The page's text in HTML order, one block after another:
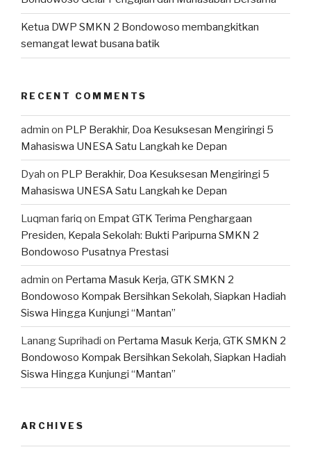
Ketua DWP SMKN 2 Bondowoso membangkitkan
semangat lewat busana batik
RECENT COMMENTS
admin on PLP Berakhir, Doa Kesuksesan Mengiringi 5
Mahasiswa UNESA Satu Langkah ke Depan
Dyah on PLP Berakhir, Doa Kesuksesan Mengiringi 5
Mahasiswa UNESA Satu Langkah ke Depan
Luqman fariq on Empat GTK Terima Penghargaan
Presiden, Kepala Sekolah: Bukti Paripurna SMKN 2
Bondowoso Pusatnya Prestasi
admin on Pertama Masuk Kerja, GTK SMKN 2
Bondowoso Kompak Bersihkan Sekolah, Siapkan Hadiah
Siswa Hingga Kunjungi “Mantan”
Lanang Suprihadi on Pertama Masuk Kerja, GTK SMKN 2
Bondowoso Kompak Bersihkan Sekolah, Siapkan Hadiah
Siswa Hingga Kunjungi “Mantan”
ARCHIVES